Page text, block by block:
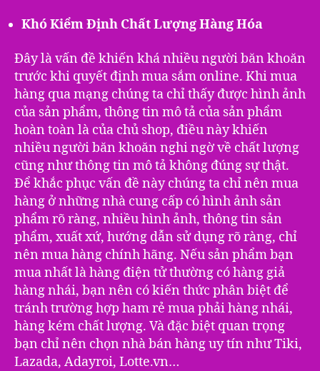
Khó Kiểm Định Chất Lượng Hàng Hóa
Đây là vấn đề khiến khá nhiều người băn khoăn
trước khi quyết định mua sắm online. Khi mua
hàng qua mạng chúng ta chỉ thấy được hình ảnh
của sản phẩm, thông tin mô tả của sản phẩm
hoàn toàn là của chủ shop, điều này khiến
nhiều người băn khoăn nghi ngờ về chất lượng
cũng như thông tin mô tả không đúng sự thật.
Để khắc phục vấn đề này chúng ta chỉ nên mua
hàng ở những nhà cung cấp có hình ảnh sản
phẩm rõ ràng, nhiều hình ảnh, thông tin sản
phẩm, xuất xứ, hướng dẫn sử dụng rõ ràng, chỉ
nên mua hàng chính hãng. Nếu sản phẩm bạn
mua nhất là hàng điện tử thường có hàng giả
hàng nhái, bạn nên có kiến thức phân biệt để
tránh trường hợp ham rẻ mua phải hàng nhái,
hàng kém chất lượng. Và đặc biệt quan trọng
bạn chỉ nên chọn nhà bán hàng uy tín như Tiki,
Lazada, Adayroi, Lotte.vn…